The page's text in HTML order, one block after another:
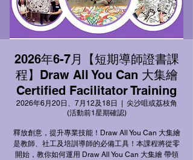
2026年6-7月【短期導師證書課
程】Draw All You Can 大集繪
Certified Facilitator Training
2026年6月20日、7月12及18日
尖沙咀或荔枝角
(活動前1星期確認)
釋放創意，提升專業技能！Draw All You Can 大集繪
是教師、社工及培訓導師的必備工具！本課程將從零
開始，教你如何運用 Draw All You Can 大集繪 帶領